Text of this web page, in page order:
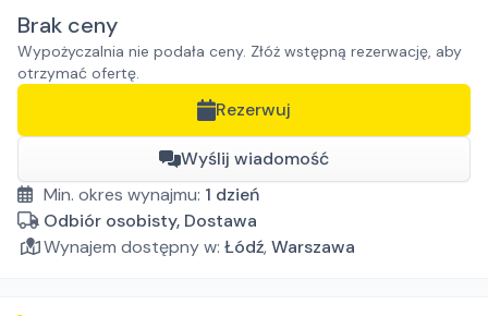
Brak ceny
Wypożyczalnia nie podała ceny. Złóż wstępną rezerwację, aby
otrzymać ofertę.
Rezerwuj
Wyślij wiadomość
Min. okres wynajmu: 1 dzień
Odbiór osobisty, Dostawa
Wynajem dostępny w: Łódź,Warszawa